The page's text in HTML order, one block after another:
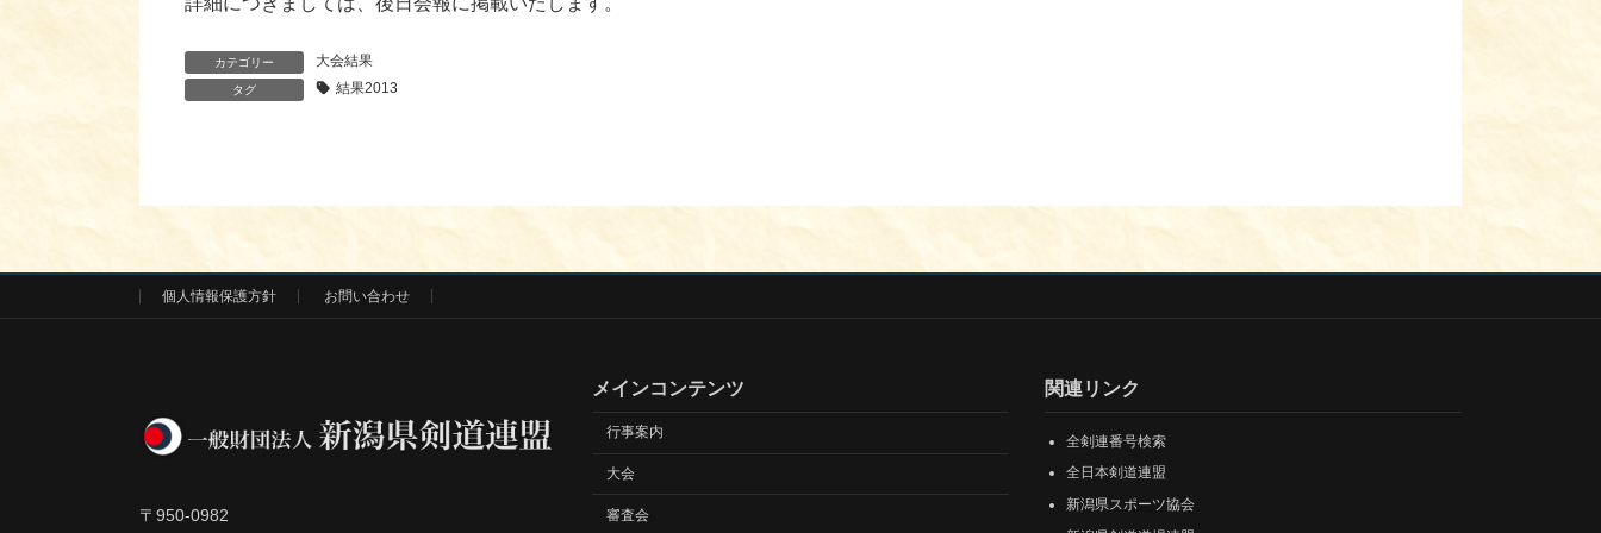
カテゴリー 大会結果
タグ 結果2013
個人情報保護方針 お問い合わせ
〒950-0982
メインコンテンツ
行事案内
大会
審査会
関連リンク
全剣連番号検索
全日本剣道連盟
新潟県スポーツ協会